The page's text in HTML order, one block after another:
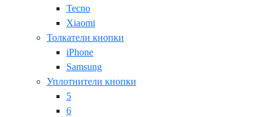
Tecno
Xiaomi
Толкатели кнопки
iPhone
Samsung
Уплотнители кнопки
5
6